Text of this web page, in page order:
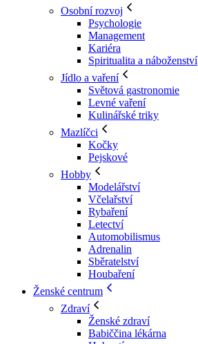
Osobní rozvoj
Psychologie
Management
Kariéra
Spiritualita a náboženství
Jídlo a vaření
Světová gastronomie
Levné vaření
Kulinářské triky
Mazlíčci
Kočky
Pejskové
Hobby
Modelářství
Včelařství
Rybaření
Letectví
Automobilismus
Adrenalin
Sběratelství
Houbaření
Ženské centrum
Zdraví
Ženské zdraví
Babiččina lékárna